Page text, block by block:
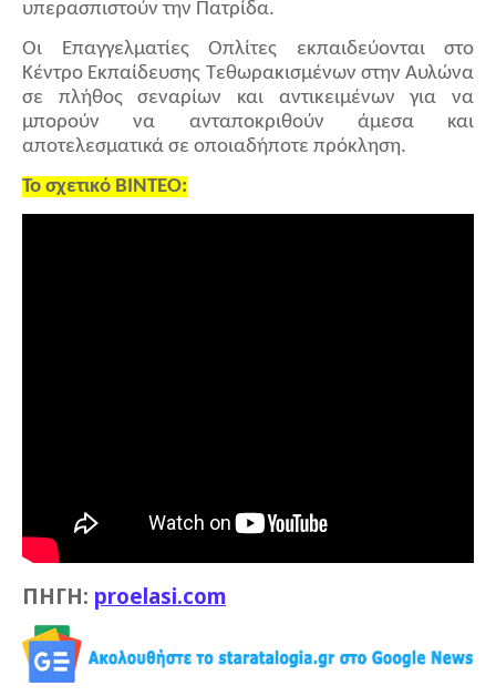
υπερασπιστούν την Πατρίδα.
Οι Επαγγελματίες Οπλίτες εκπαιδεύονται στο
Κέντρο Εκπαίδευσης Τεθωρακισμένων στην Αυλώνα
σε πλήθος σεναρίων και αντικειμένων για να
μπορούν να ανταποκριθούν άμεσα και
αποτελεσματικά σε οποιαδήποτε πρόκληση.
Το σχετικό ΒΙΝΤΕΟ:
ΠΗΓΗ: proelasi.com